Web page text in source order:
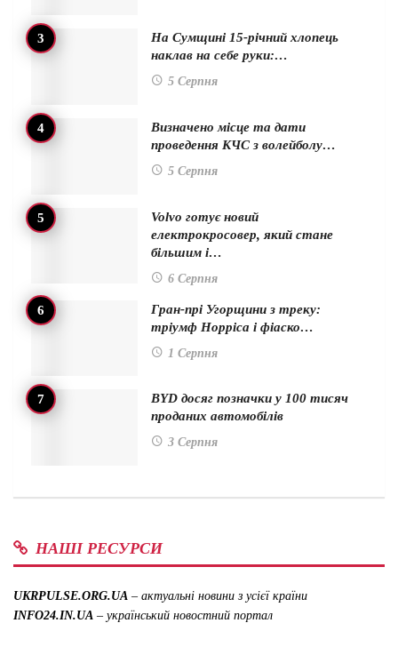
На Сумщині 15-річний хлопець
наклав на себе руки:…
5 Серпня
Визначено місце та дати
проведення КЧС з волейболу…
5 Серпня
Volvo готує новий
електрокросовер, який стане
більшим і…
6 Серпня
Гран-прі Угорщини з треку:
тріумф Норріса і фіаско…
1 Серпня
BYD досяг позначки у 100 тисяч
проданих автомобілів
3 Серпня
НАШІ РЕСУРСИ
UKRPULSE.ORG.UA – актуальні новини з усієї країни
INFO24.IN.UA – український новостний портал